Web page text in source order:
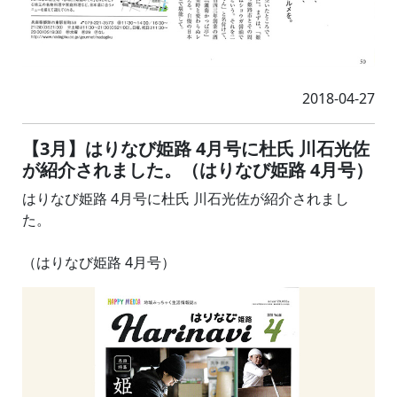
2018-04-27
【3月】はりなび姫路 4月号に杜氏 川石光佐
が紹介されました。（はりなび姫路 4月号）
はりなび姫路 4月号に杜氏 川石光佐が紹介されまし
た。
（はりなび姫路 4月号）